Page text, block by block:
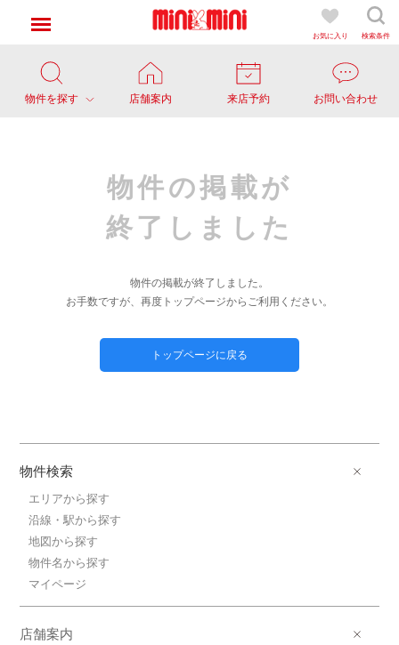
お気に入り 検索条件
物件を探す 店舗案内 来店予約 お問い合わせ
物件の掲載が
終了しました
物件の掲載が終了しました。
お手数ですが、再度トップページからご利用ください。
トップページに戻る
物件検索
エリアから探す
沿線・駅から探す
地図から探す
物件名から探す
マイページ
店舗案内